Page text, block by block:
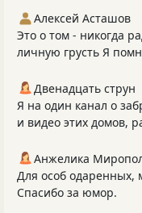
Алексей Асташов
Это о том - никогда
личную грусть Я
Двенадцать струн
Я на один канал о
и видео этих домов,
Анжелика
Для особ одаренных,
Спасибо за юмор.